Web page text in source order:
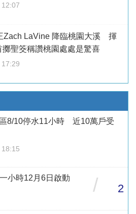
Zach LaVine 降臨桃園大溪 揮
擲聖筊稱讚桃園處處是驚喜
8/10停水11小時 近10萬戶受
小時12月6日啟動
/ 2